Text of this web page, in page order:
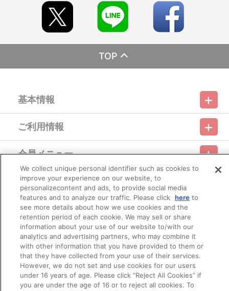
■商品について
※本商品は、サンライズストア 他、一般店舗にて販売される商
品と同じ仕様となります。
※本商品は準備数に限りがございます。準備数に達した場合、
早期にご注文の受付を終了させていただくことがございます。
※ご要望多数の場合、お届け時期を変更し、再度受注を行うこ
※撮影環境やご利用のモニター環境により、実物と多少異なっ
ざいます。あらかじめご了承ください。
※すでにご注文しているかのご確認には、「マイページ」
→「ご注文履歴」にてご確認いただけます。
■ご注文・お支払いについて
※ご注文は、おひとり様２点までとなります。
※他の商品との合わせ買いはできません。
済」、「Pay-easy（ペイジー）」、「WEB・スマホ決済」のみと
なります。
※本商品は受注生産となります。そのため、本商品は前入金と
なります。
※メール受信設定を行っているお客様につきましては、必ず
[@bnfw.co.jp]のドメイン指定受信の設定をお願いいたします。
(受信許可の設定を行わないとメールが「迷惑メールフォル
ダ」に入る場合や届かない場合がございます。)
※決済方法「カード決済」を選択時は、注文受付期間最終日
（締切日）翌日に決済処理を実施いたします。
ただし、早期に商品の準備数に達した場合は、同締切日より
前に決済をさせていただく場合がございます。あらかじめご了承く
TOP
基本情報
利用規約 特定商取引法に基づく表示
ご利用情報
Do Not Sell or Share My Personal Information
会員メニュー
会員規約 新規会員登録
その他のご案内
バンダイナムコフィルムワークス
© Bandai Namco Filmworks Inc. All Rights Reserved.
We collect unique personal identifier such as cookies to
improve your experience on our website, to
personalizecontent and ads, to provide social media
features and to analyze our traffic. Please click hereto
see more details about how we use cookies and the
retention period of each cookie. We may sell or share
information about your use of our website to/with our
analytics and advertising partners, who may combine it
with other information that you have provided to them or
that they have collected from your use of their services.
However, we do not set and use cookies for our users
under 16 years of age. Please click “Reject All Cookies” if
you are under the age of 16 or to reject all cookies. To